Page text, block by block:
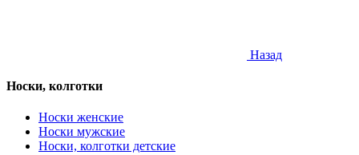
Назад
Носки, колготки
Носки женские
Носки мужские
Носки, колготки детские